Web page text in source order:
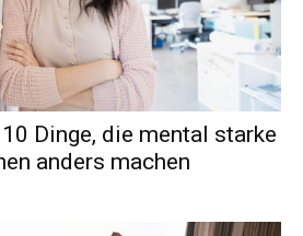
Dinge, die mental starke
anders machen